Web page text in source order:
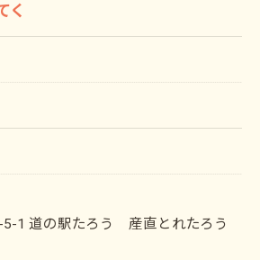
く
1 道の駅たろう 産直とれたろう